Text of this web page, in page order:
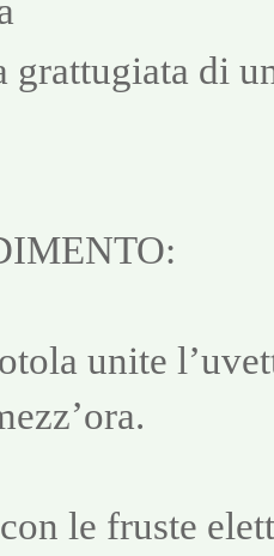
grattugiata di
unite
le fruste